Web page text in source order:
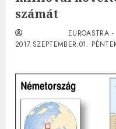
számát
EUROASTRA
2017.SZEPTEMBER.01.